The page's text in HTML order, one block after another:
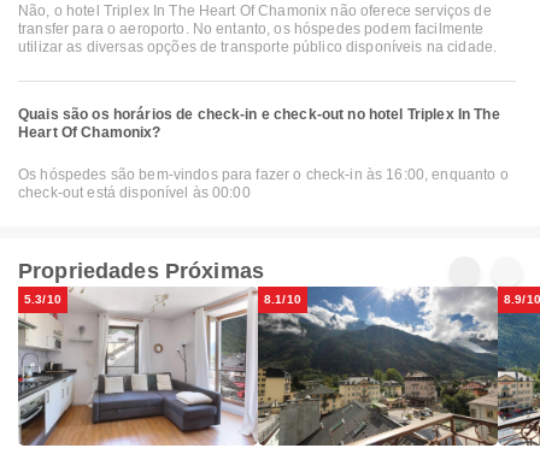
Não, o hotel Triplex In The Heart Of Chamonix não oferece serviços de
transfer para o aeroporto. No entanto, os hóspedes podem facilmente
utilizar as diversas opções de transporte público disponíveis na cidade.
Quais são os horários de check-in e check-out no hotel Triplex In The
Heart Of Chamonix?
Os hóspedes são bem-vindos para fazer o check-in às 16:00, enquanto o
check-out está disponível às 00:00
Propriedades Próximas
5.3/10 8.1/10 8.9/10